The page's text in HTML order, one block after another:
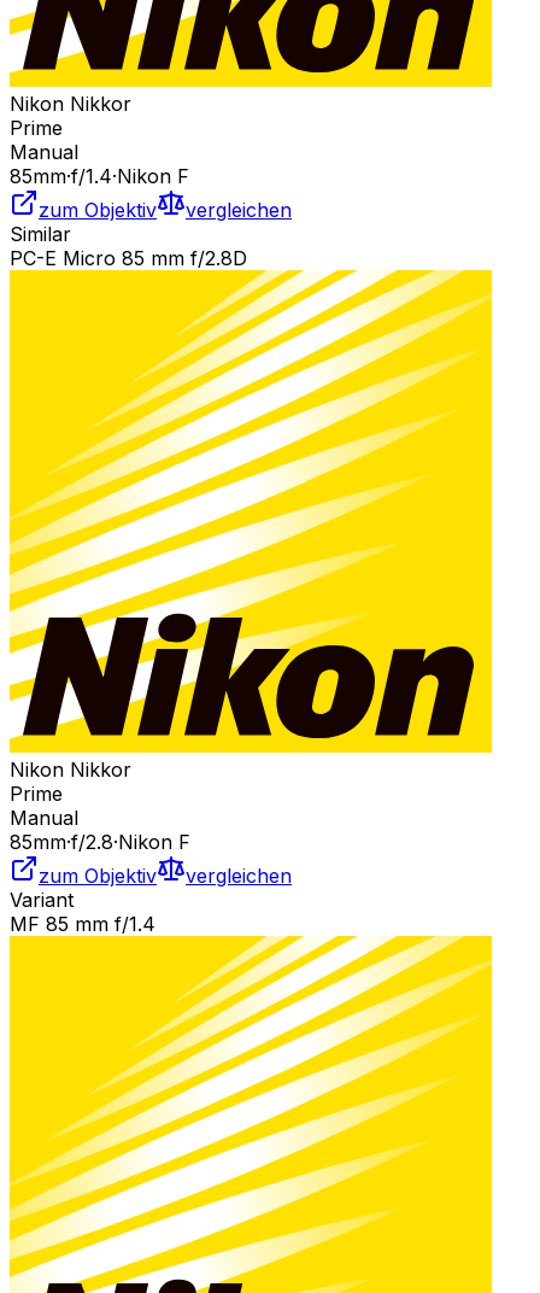
Nikon Nikkor
Prime
Manual
85mm·f/1.4·Nikon F
zum Objektiv
vergleichen
Similar
PC-E Micro 85 mm f/2.8D
Nikon Nikkor
Prime
Manual
85mm·f/2.8·Nikon F
zum Objektiv
vergleichen
Variant
MF 85 mm f/1.4